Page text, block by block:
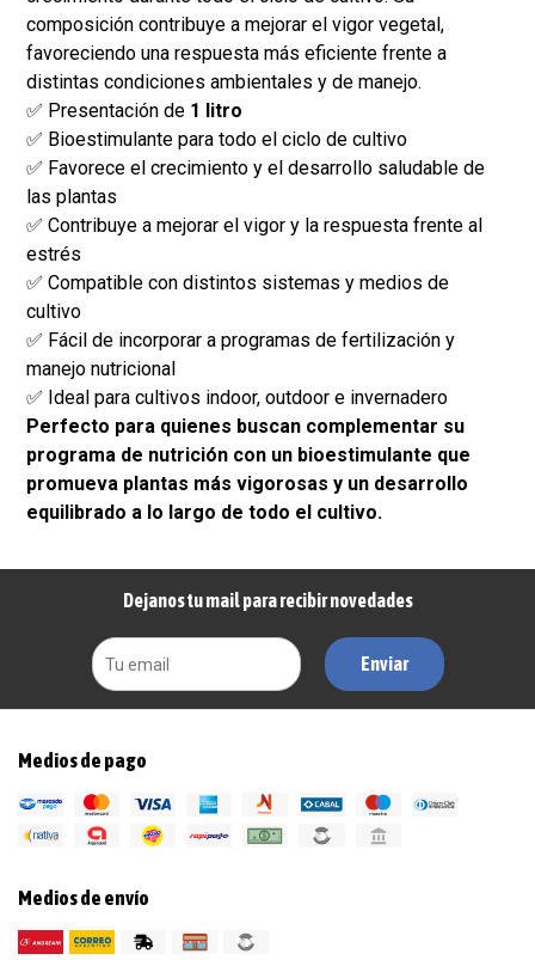
composición contribuye a mejorar el vigor vegetal,
favoreciendo una respuesta más eficiente frente a
distintas condiciones ambientales y de manejo.
✅ Presentación de 1 litro
✅ Bioestimulante para todo el ciclo de cultivo
✅ Favorece el crecimiento y el desarrollo saludable de
las plantas
✅ Contribuye a mejorar el vigor y la respuesta frente al
estrés
✅ Compatible con distintos sistemas y medios de
cultivo
✅ Fácil de incorporar a programas de fertilización y
manejo nutricional
✅ Ideal para cultivos indoor, outdoor e invernadero
Perfecto para quienes buscan complementar su
programa de nutrición con un bioestimulante que
promueva plantas más vigorosas y un desarrollo
equilibrado a lo largo de todo el cultivo.
Dejanos tu mail para recibir novedades
Enviar
Medios de pago
Medios de envío